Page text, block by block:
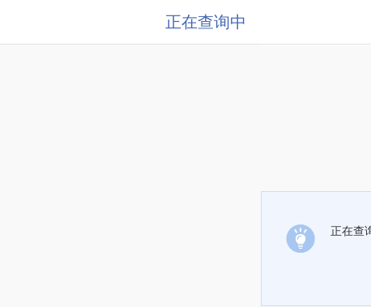
正在查询中
正在查